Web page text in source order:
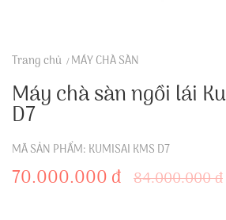
Trang chủ MÁY CHÀ SÀN
Máy chà sàn ngồi lái
D7
MÃ SẢN PHẨM: KUMISAI KMS D7
70.000.000 đ 84.000.000 đ